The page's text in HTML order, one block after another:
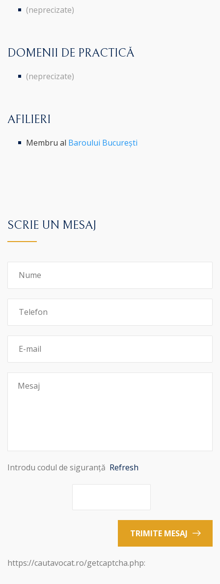
(neprecizate)
DOMENII DE PRACTICĂ
(neprecizate)
AFILIERI
Membru al Baroului București
SCRIE UN MESAJ
Introdu codul de siguranță Refresh
TRIMITE MESAJ
https://cautavocat.ro/getcaptcha.php: